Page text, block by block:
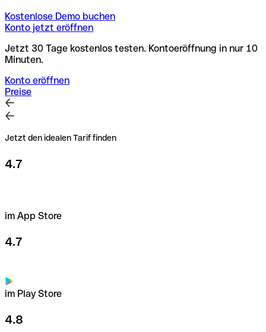
Kostenlose Demo buchen
Konto jetzt eröffnen
Jetzt 30 Tage kostenlos testen. Kontoeröffnung in nur 10
Minuten.
Konto eröffnen
Preise
Jetzt den idealen Tarif finden
4.7
im App Store
4.7
im Play Store
4.8